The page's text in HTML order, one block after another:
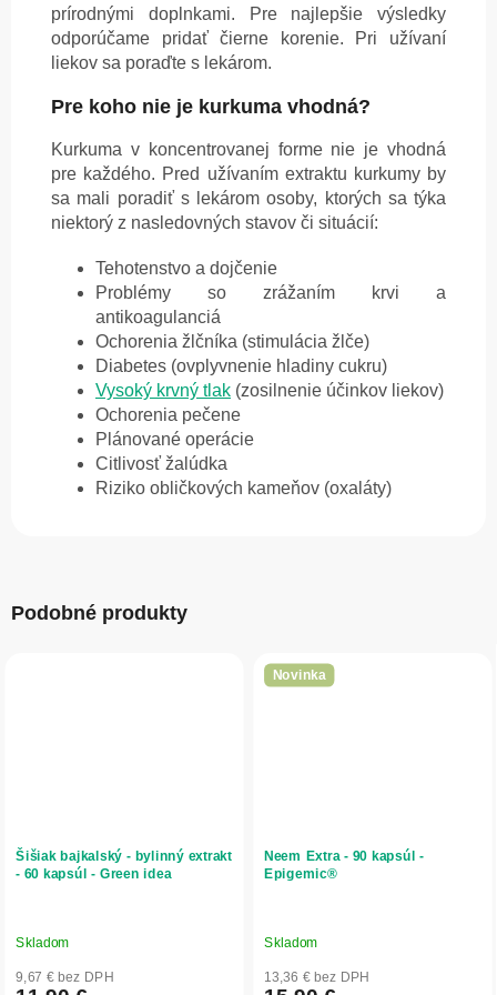
prírodnými doplnkami. Pre najlepšie výsledky
odporúčame pridať čierne korenie. Pri užívaní
liekov sa poraďte s lekárom.
Pre koho nie je kurkuma vhodná?
Kurkuma v koncentrovanej forme nie je vhodná
pre každého. Pred užívaním extraktu kurkumy by
sa mali poradiť s lekárom osoby, ktorých sa týka
niektorý z nasledovných stavov či situácií:
Tehotenstvo a dojčenie
Problémy so zrážaním krvi a
antikoagulanciá
Ochorenia žlčníka (stimulácia žlče)
Diabetes (ovplyvnenie hladiny cukru)
Vysoký krvný tlak (zosilnenie účinkov liekov)
Ochorenia pečene
Plánované operácie
Citlivosť žalúdka
Riziko obličkových kameňov (oxaláty)
Podobné produkty
Šišiak bajkalský - bylinný extrakt
- 60 kapsúl - Green idea
Skladom
9,67 € bez DPH
Novinka
Neem Extra - 90 kapsúl -
Epigemic®
Skladom
13,36 € bez DPH